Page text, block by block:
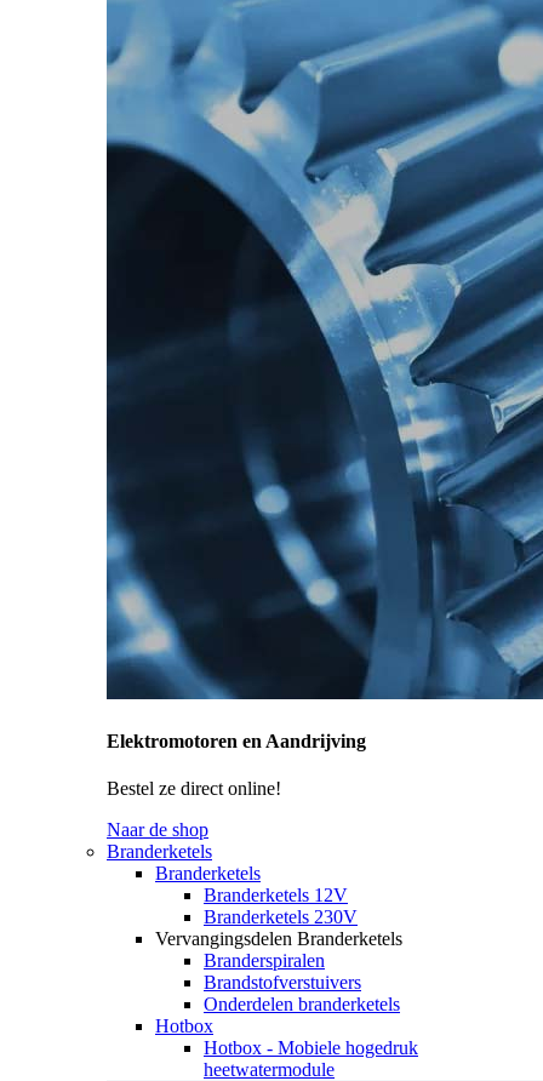
Elektromotoren en Aandrijving
Bestel ze direct online!
Naar de shop
Branderketels
Branderketels
Branderketels 12V
Branderketels 230V
Vervangingsdelen Branderketels
Branderspiralen
Brandstofverstuivers
Onderdelen branderketels
Hotbox
Hotbox - Mobiele hogedruk
heetwatermodule